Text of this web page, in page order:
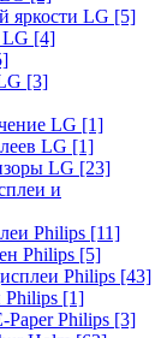
яркости LG [5]
LG [4]
[3]
LG [1]
LG [1]
LG [23]
и
Philips [11]
Philips [5]
Philips [43]
Philips [1]
Philips [3]